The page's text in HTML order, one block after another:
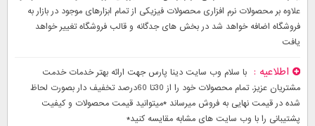
علاوه بر محصولات نرم افزاری محصولات فیزیکی از تمام ابزارهای موجود در بازار به
فروشگاه اضافه خواهد شد در بخش های جدگانه و قالب فروشگاه تغییر خواهد
یافت
اطلاعیه
با سلام وب سایت دینا پارس جهت ارائه بهتر خدمات خدمت
مشتریان عزیز. تمام محصولات خود را از 30تا 60درصد تخفیف دار بصورت لحاظ
شده در قیمت نهایی به فروش میرساند *میتوانید قیمت محصولات و کیفیت
پشتیبانی را با وب سایت های مشابه مقایسه کنید*